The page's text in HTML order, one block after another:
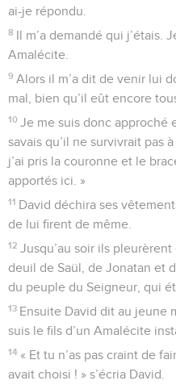
ai-je répondu.
8 Il m’a demandé qui j’étais.
Amalécite.
9 Alors il m’a dit de venir lui
mal, bien qu’il eût encore
10 Je me suis donc approché
savais qu’il ne survivrait pas
j’ai pris la couronne et le
apportés ici. »
11 David déchira ses
de lui firent de même.
12 Jusqu’au soir ils
deuil de Saül, de Jonatan et
du peuple du Seigneur, qui
13 Ensuite David dit au jeune
suis le fils d’un Amalécite
14 « Et tu n’as pas craint de
avait choisi ! » s’écria David.